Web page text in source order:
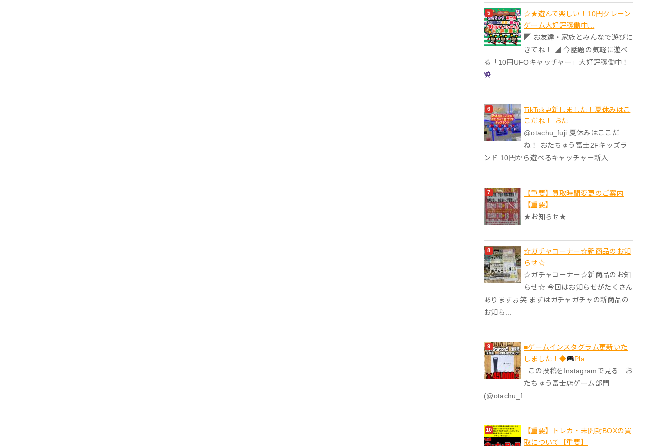
☆★遊んで楽しい！10円クレーン
ゲーム大好評稼働中...
◤ お友達・家族とみんなで遊びに
きてね！ ◢ 今話題の気軽に遊べ
る「10円UFOキャッチャー」大好評稼働中！
TikTok更新しました！夏休みはこ
こだね！ おた...
@otachu_fuji 夏休みはここだ
ね！ おたちゅう富士2Fキッズラ
ンド 10円から遊べるキャッチャー新入...
【重要】買取時間変更のご案内
【重要】
★お知らせ★
☆ガチャコーナー☆新商品のお知
らせ☆
☆ガチャコーナー☆新商品のお知
らせ☆ 今回はお知らせがたくさん
ありますぉ笑 まずはガチャガチャの新商品の
お知ら...
■ゲームインスタグラム更新いた
しました！◆
Pla...
この投稿をInstagramで見る お
たちゅう富士店ゲーム部門
(@otachu_f...
【重要】トレカ・未開封BOXの買
取について【重要】